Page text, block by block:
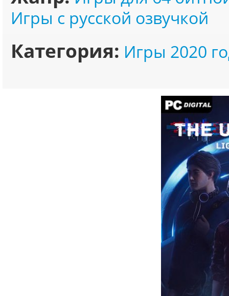
Игры с русской озвучкой
Категория: Игры 2020